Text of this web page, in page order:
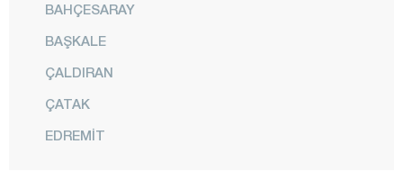
BAHÇESARAY
BAŞKALE
ÇALDIRAN
ÇATAK
EDREMİT